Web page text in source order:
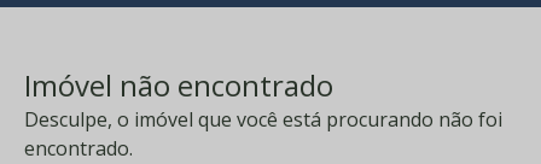
Imóvel não encontrado
Desculpe, o imóvel que você está procurando não foi
encontrado.